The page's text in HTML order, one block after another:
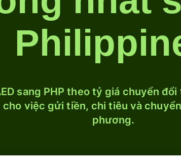
sang PHP theo tỷ giá chuyển
việc gửi tiền, chi tiêu và
phương.